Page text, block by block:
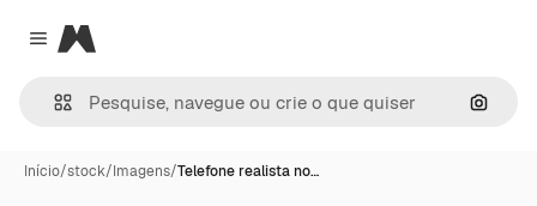
Close menu
Magnific
Início/stock/Imagens/Telefone realista no…